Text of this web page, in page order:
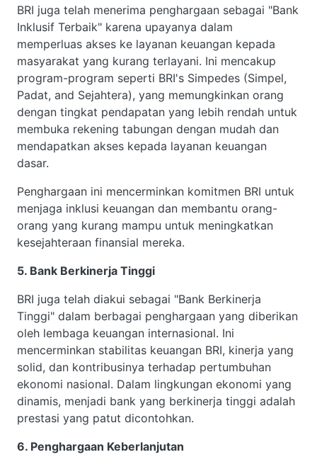
BRI juga telah menerima penghargaan sebagai "Bank
Inklusif Terbaik" karena upayanya dalam
memperluas akses ke layanan keuangan kepada
masyarakat yang kurang terlayani. Ini mencakup
program-program seperti BRI's Simpedes (Simpel,
Padat, and Sejahtera), yang memungkinkan orang
dengan tingkat pendapatan yang lebih rendah untuk
membuka rekening tabungan dengan mudah dan
mendapatkan akses kepada layanan keuangan
dasar.
Penghargaan ini mencerminkan komitmen BRI untuk
menjaga inklusi keuangan dan membantu orang-
orang yang kurang mampu untuk meningkatkan
kesejahteraan finansial mereka.
5. Bank Berkinerja Tinggi
BRI juga telah diakui sebagai "Bank Berkinerja
Tinggi" dalam berbagai penghargaan yang diberikan
oleh lembaga keuangan internasional. Ini
mencerminkan stabilitas keuangan BRI, kinerja yang
solid, dan kontribusinya terhadap pertumbuhan
ekonomi nasional. Dalam lingkungan ekonomi yang
dinamis, menjadi bank yang berkinerja tinggi adalah
prestasi yang patut dicontohkan.
6. Penghargaan Keberlanjutan